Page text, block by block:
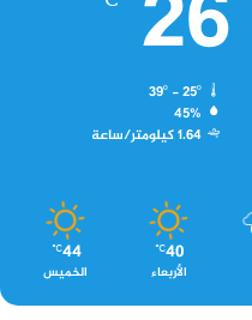
39º - 25º
45%
1.64 كيلومتر/ساعة
40
℃
الأربعاء
44
℃
الخميس